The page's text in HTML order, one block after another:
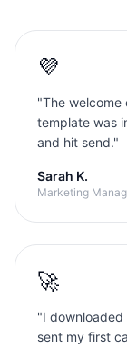
💜
"The welcome
template was
and hit send."
Sarah K.
Marketing
🚀
"I
sent my first